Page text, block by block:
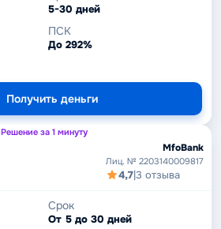
5-30 дней
ПСК
До 292%
Получить деньги
Решение за 1 минуту
MfoBank
Лиц. № 2203140009817
4,7|3 отзыва
Срок
От 5 до 30 дней